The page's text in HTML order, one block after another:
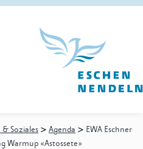
& Soziales > Agenda > EWA Eschner
Warmup «Astossete»